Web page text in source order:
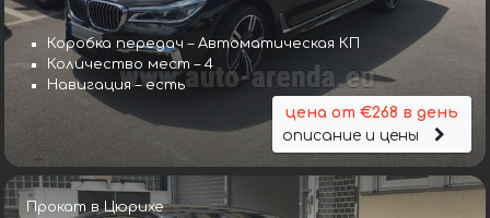
Коробка передач – Автоматическая КП
Количество мест – 4
Навигация – есть
цена от €268 в день
описание и цены
Прокат в Цюрихе